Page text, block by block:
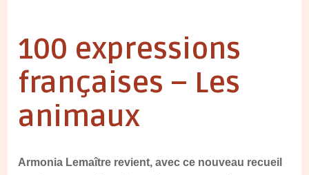
100 expressions
françaises – Les
animaux
Armonia Lemaître revient, avec ce nouveau recueil